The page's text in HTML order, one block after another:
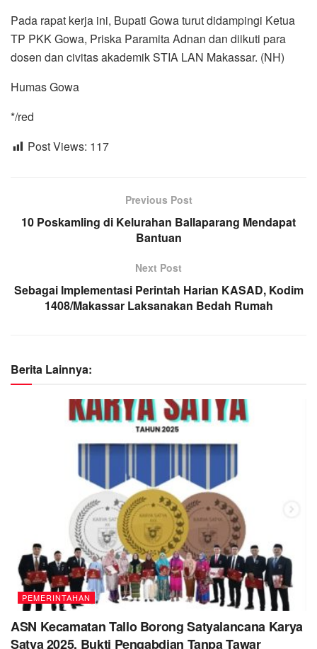
Pada rapat kerja ini, Bupati Gowa turut didampingi Ketua
TP PKK Gowa, Priska Paramita Adnan dan diikuti para
dosen dan civitas akademik STIA LAN Makassar. (NH)
Humas Gowa
*/red
Post Views: 117
Previous Post
10 Poskamling di Kelurahan Ballaparang Mendapat
Bantuan
Next Post
Sebagai Implementasi Perintah Harian KASAD, Kodim
1408/Makassar Laksanakan Bedah Rumah
Berita Lainnya:
PEMERINTAHAN
ASN Kecamatan Tallo Borong Satyalancana Karya
Satya 2025, Bukti Pengabdian Tanpa Tawar